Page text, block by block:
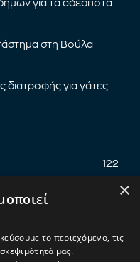
για τα αδέσποτα
στη Βούλα
διατροφής για γάτες
122
×
το περιεχόμενο, τις
μας.